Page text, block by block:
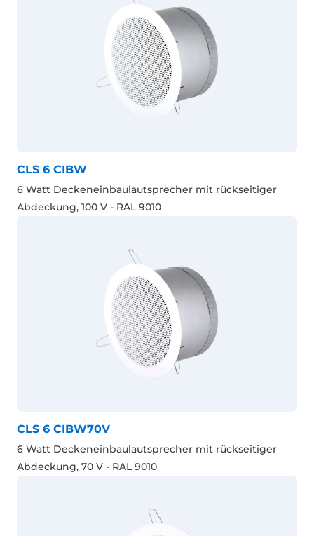
CLS 6 CIBW
6 Watt Deckeneinbaulautsprecher mit rückseitiger
Abdeckung, 100 V - RAL 9010
CLS 6 CIBW70V
6 Watt Deckeneinbaulautsprecher mit rückseitiger
Abdeckung, 70 V - RAL 9010